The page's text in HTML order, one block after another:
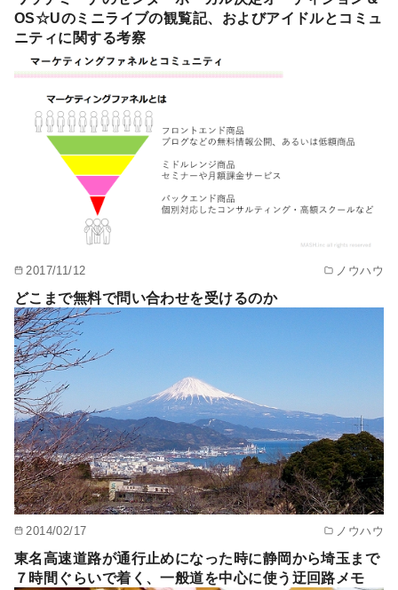
OS☆Uのミニライブの観覧記、およびアイドルとコミュ
ニティに関する考察
2017/11/12 ノウハウ
どこまで無料で問い合わせを受けるのか
2014/02/17 ノウハウ
東名高速道路が通行止めになった時に静岡から埼玉まで
７時間ぐらいで着く、一般道を中心に使う迂回路メモ